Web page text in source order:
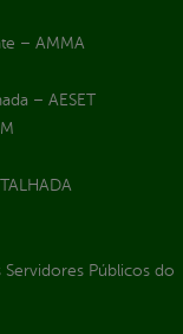
– AMMA
– AESET
Servidores Públicos do